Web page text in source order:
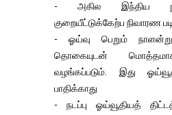
- அகில இந்திய
குறையீட்டுக்கேற்ப நிவாரண
- ஓய்வு பெறும்
தொகையுடன்
வழங்கப்படும். இது
பாதிக்காது
- நடப்பு ஓய்வூதியத்